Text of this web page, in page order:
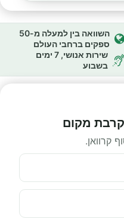
השוואה בין למעלה מ-50
ספקים ברחבי העולם
שירות אנושי, 7 ימים
בשבוע
מקום
קרוואן.